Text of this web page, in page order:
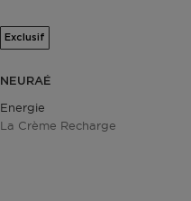
Exclusif
NEURAÉ
Energie
La Crème Recharge